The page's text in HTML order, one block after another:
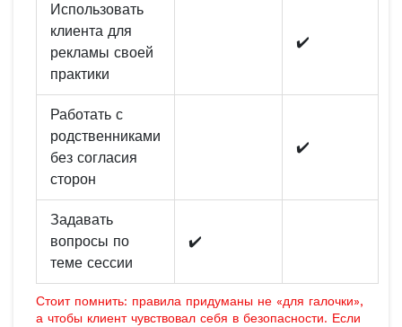
Использовать
клиента для
рекламы своей
практики
✔️
Работать с
родственниками
без согласия
сторон
✔️
Задавать
вопросы по
теме сессии
✔️
Стоит помнить: правила придуманы не «для галочки»,
а чтобы клиент чувствовал себя в безопасности. Если